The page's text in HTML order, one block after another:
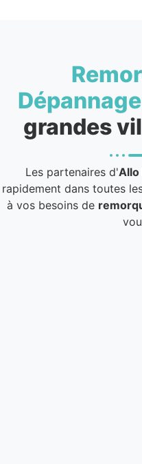
grandes
Les partenaires d'Allo
rapidement dans toutes
à vos besoins de